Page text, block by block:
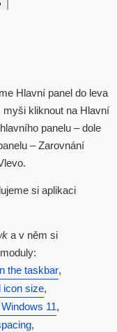
Hlavní panel do leva
kliknout na Hlavní
panelu – dole
– Zarovnání
si aplikaci
a v něm si
the taskbar,
icon size,
11,
,